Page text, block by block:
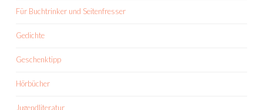
Für Buchtrinker und Seitenfresser
Gedichte
Geschenktipp
Hörbücher
Jugendliteratur